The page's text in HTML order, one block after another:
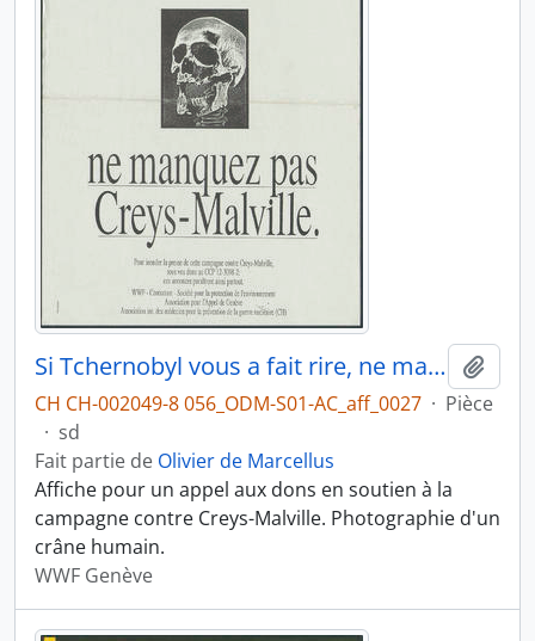
Si Tchernobyl vous a fait rire, ne manquez pas Creys-Malville
CH CH-002049-8 056_ODM-S01-AC_aff_0027 · Pièce
· sd
Fait partie de Olivier de Marcellus
Affiche pour un appel aux dons en soutien à la
campagne contre Creys-Malville. Photographie d'un
crâne humain.
WWF Genève